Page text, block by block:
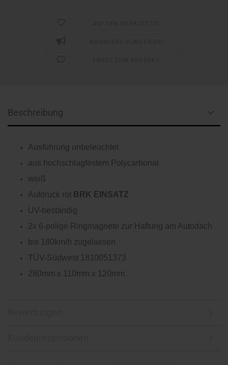
Beschreibung
Ausführung unbeleuchtet
aus hochschlagfestem Polycarbonat
weiß
Aufdruck rot BRK EINSATZ
UV-beständig
2x 6-polige Ringmagnete zur Haftung am Autodach
bis 180km/h zugelassen
TÜV-Südwest 1810051373
280mm x 110mm x 120mm